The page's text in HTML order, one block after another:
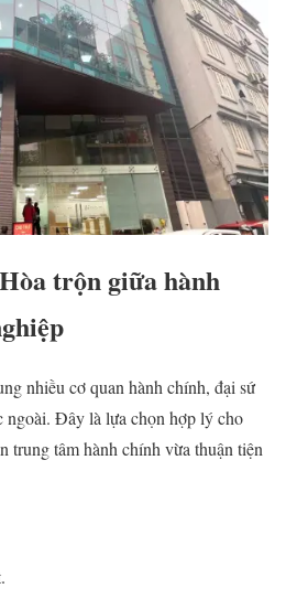
trộn giữa hành
nhiều cơ quan hành chính, đại sứ
ngoài. Đây là lựa chọn hợp lý cho
trung tâm hành chính vừa thuận tiện